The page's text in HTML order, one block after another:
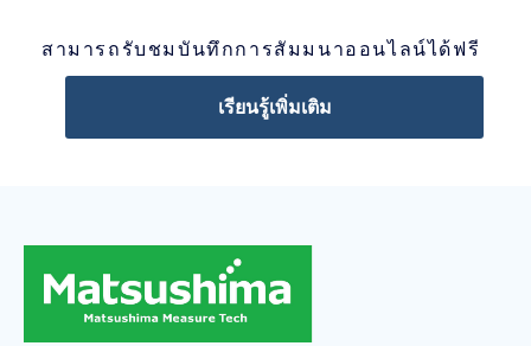
สามารถรับชมบันทึกการสัมมนาออนไลน์ได้ฟรี
เรียนรู้เพิ่มเติม